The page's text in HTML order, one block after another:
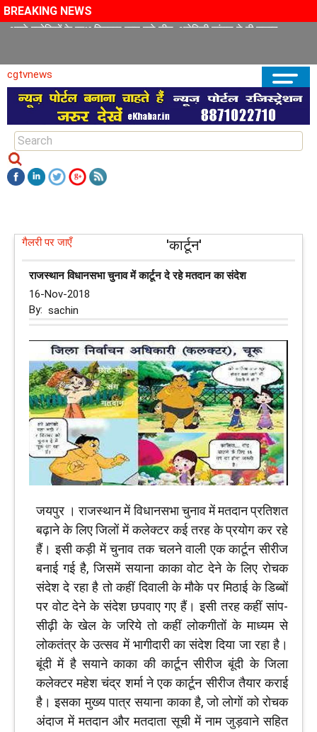
BREAKING NEWS
अपने पड़ोसियों के साथ मिलकर काम करे चीन, अमेरिकी सांसद ने दी सलाह
cgtvnews
गैलरी पर जाएँ 'कार्टून'
राजस्थान विधानसभा चुनाव में कार्टून दे रहे मतदान का संदेश
16-Nov-2018
By: sachin
जयपुर । राजस्थान में विधानसभा चुनाव में मतदान प्रतिशत
बढ़ाने के लिए जिलों में कलेक्टर कई तरह के प्रयोग कर रहे
हैं। इसी कड़ी में चुनाव तक चलने वाली एक कार्टून सीरीज
बनाई गई है, जिसमें सयाना काका वोट देने के लिए रोचक
संदेश दे रहा है तो कहीं दिवाली के मौके पर मिठाई के डिब्बों
पर वोट देने के संदेश छपवाए गए हैं। इसी तरह कहीं सांप-
सीढ़ी के खेल के जरिये तो कहीं लोकगीतों के माध्यम से
लोकतंत्र के उत्सव में भागीदारी का संदेश दिया जा रहा है।
बूंदी में है सयाने काका की कार्टून सीरीज बूंदी के जिला
कलेक्टर महेश चंद्र शर्मा ने एक कार्टून सीरीज तैयार कराई
है। इसका मुख्य पात्र सयाना काका है, जो लोगों को रोचक
अंदाज में मतदान और मतदाता सूची में नाम जुड़वाने सहित